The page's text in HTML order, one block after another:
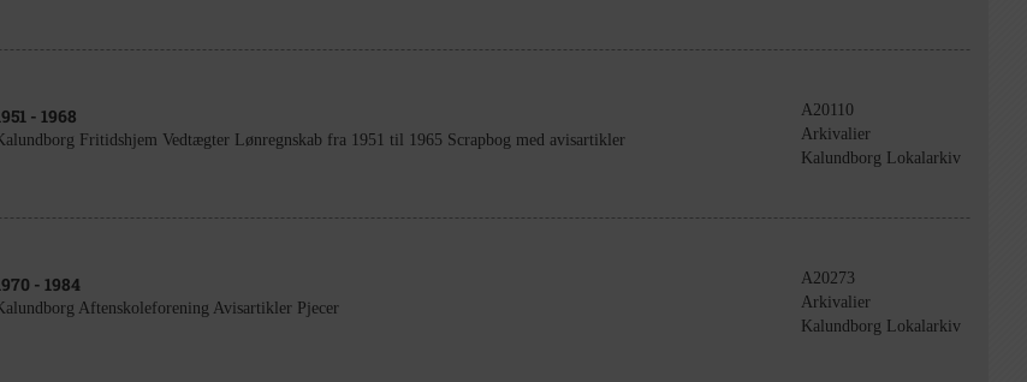
- 1968
Fritidshjem Vedtægter Lønregnskab fra 1951 til 1965 Scrapbog med avisartikler
A20110
Arkivalier
Kalundborg Lokalarkiv
- 1984
Aftenskoleforening Avisartikler Pjecer
A20273
Arkivalier
Kalundborg Lokalarkiv